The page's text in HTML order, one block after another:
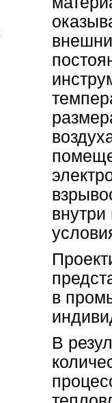
в
В